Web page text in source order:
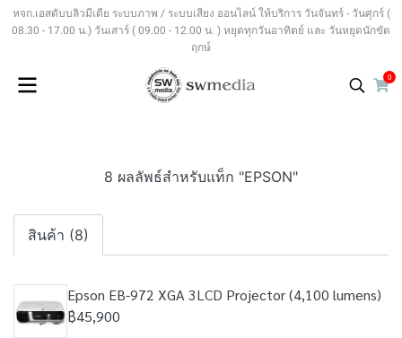
หจก.เอสดับบลิวมีเดีย ระบบภาพ / ระบบเสียง ออนไลน์ ให้บริการ วันจันทร์ - วันศุกร์ (
08.30 - 17.00 น.) วันเสาร์ ( 09.00 - 12.00 น. ) หยุดทุกวันอาทิตย์ และ วันหยุดนักขัต
ฤกษ์
0
8 ผลลัพธ์สำหรับแท็ก "EPSON"
สินค้า (8)
Epson EB-972 XGA 3LCD Projector (4,100 lumens)
฿45,900